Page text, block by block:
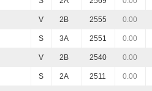
V 2B 2555 0.00
S 3A 2551 0.00
V 2B 2540 0.00
S 2A 2511 0.00